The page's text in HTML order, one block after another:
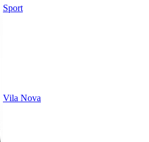
Sport
Vila Nova